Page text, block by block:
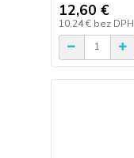
12,60 €
10,24 € bez DPH